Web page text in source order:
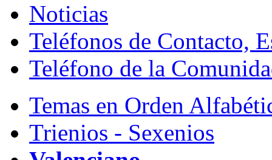
Noticias
Teléfonos de Contacto,
Teléfono de la
Temas en Orden
Trienios - Sexenios